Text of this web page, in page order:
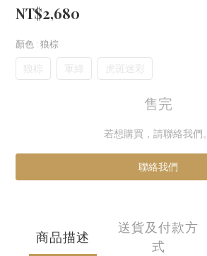
NT$2,680
顏色 : 狼棕
狼棕 軍綠 虎斑迷彩
售完
若想購買，請聯絡我們。
聯絡我們
商品描述
送貨及付款方
式